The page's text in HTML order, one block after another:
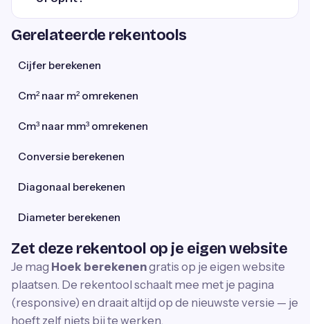
Gerelateerde rekentools
Cijfer berekenen
Cm² naar m² omrekenen
Cm³ naar mm³ omrekenen
Conversie berekenen
Diagonaal berekenen
Diameter berekenen
Zet deze rekentool op je eigen website
Je mag Hoek berekenengratis op je eigen website
plaatsen. De rekentool schaalt mee met je pagina
(responsive) en draait altijd op de nieuwste versie — je
hoeft zelf niets bij te werken.